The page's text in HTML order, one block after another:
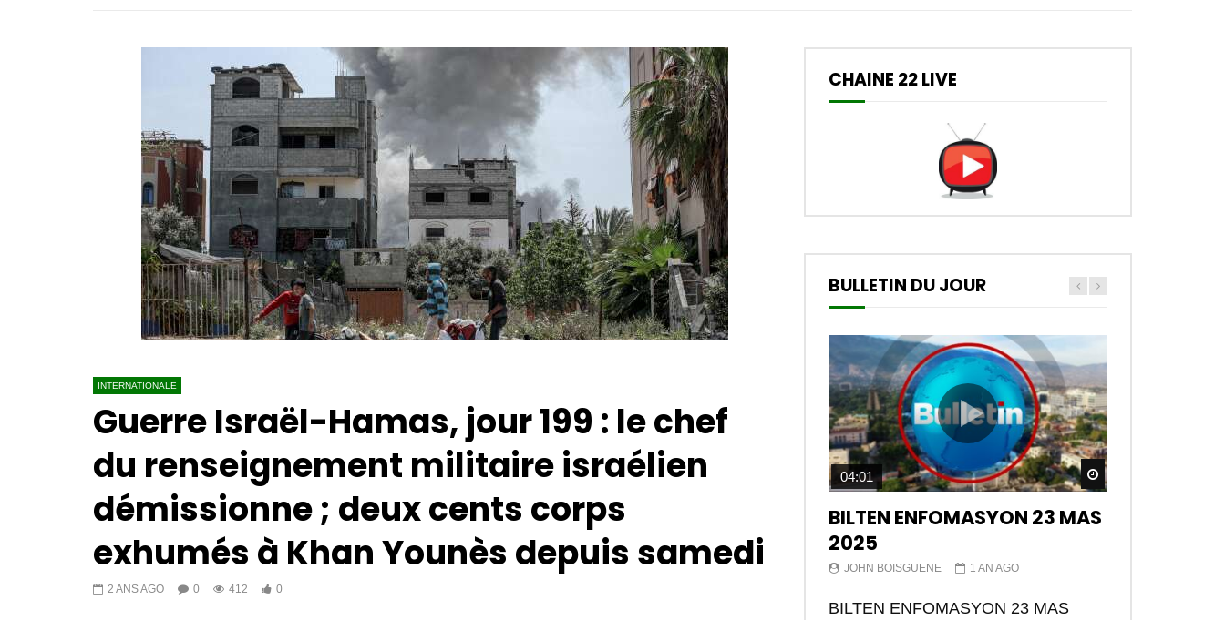
INTERNATIONALE
Guerre Israël-Hamas, jour 199 : le chef
du renseignement militaire israélien
démissionne ; deux cents corps
exhumés à Khan Younès depuis samedi
2 ANS AGO 0 412 0
CHAINE 22 LIVE
BULLETIN DU JOUR
Watch Later
04:01
BILTEN ENFOMASYON 23 MAS
2025
JOHN BOISGUENE 1 AN AGO
BILTEN ENFOMASYON 23 MAS